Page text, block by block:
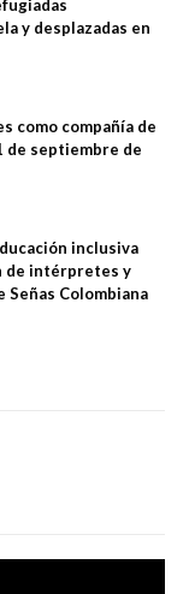
y desplazadas en
como compañía de
de septiembre de
inclusiva
de intérpretes y
Colombiana